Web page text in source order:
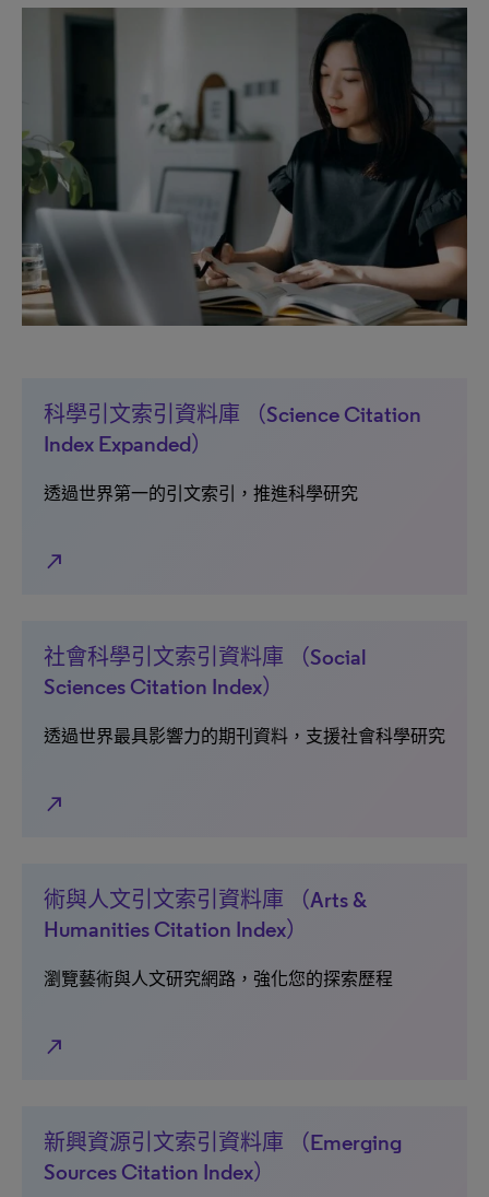
科學引文索引資料庫 （Science Citation
Index Expanded）
透過世界第一的引文索引，推進科學研究
north_east
社會科學引文索引資料庫 （Social
Sciences Citation Index）
透過世界最具影響力的期刊資料，支援社會科學研究
north_east
術與人文引文索引資料庫 （Arts &
Humanities Citation Index）
瀏覽藝術與人文研究網路，強化您的探索歷程
north_east
新興資源引文索引資料庫 （Emerging
Sources Citation Index）